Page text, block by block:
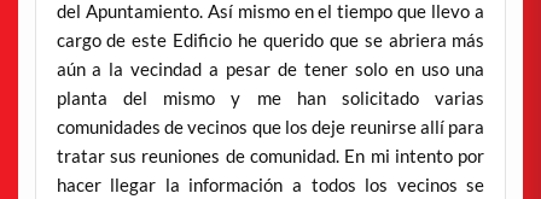
del Apuntamiento. Así mismo en el tiempo que llevo a
cargo de este Edificio he querido que se abriera más
aún a la vecindad a pesar de tener solo en uso una
planta del mismo y me han solicitado varias
comunidades de vecinos que los deje reunirse allí para
tratar sus reuniones de comunidad. En mi intento por
hacer llegar la información a todos los vecinos se